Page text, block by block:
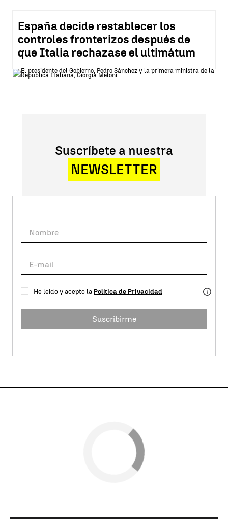
España decide restablecer los
controles fronterizos después de
que Italia rechazase el ultimátum
Suscríbete a nuestra
NEWSLETTER
He leído y acepto la Política de Privacidad
Suscribirme